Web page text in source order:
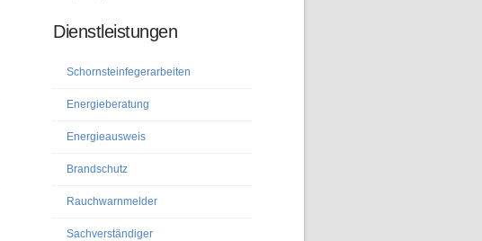
Dienstleistungen
Schornsteinfegerarbeiten
Energieberatung
Energieausweis
Brandschutz
Rauchwarnmelder
Sachverständiger